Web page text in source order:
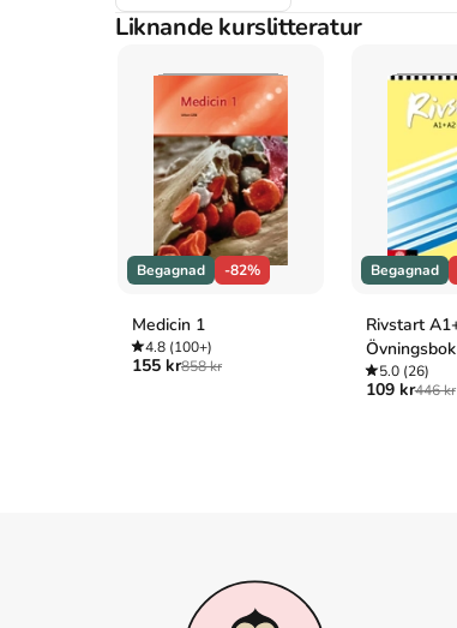
Sparks, N. (1998).Kärleksbrev
Vancouver
Liknande kurslitteratur
Begagnad -82%
Medicin 1
4.8 (100+)
155 kr858 kr
Begagnad
Rivstart
Övningsbok
5.0(26)
109 kr446 kr